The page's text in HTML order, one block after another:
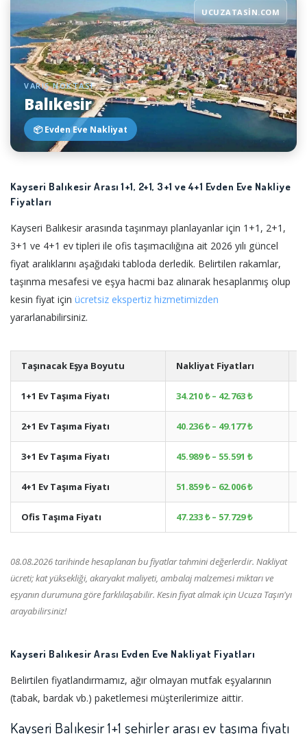
UCUZATASIN.COM
VARIŞ NOKTASI
Balıkesir
📦 Evden Eve Nakliyat
Kayseri Balıkesir Arası 1+1, 2+1, 3+1 ve 4+1 Evden Eve Nakliye
Fiyatları
Kayseri Balıkesir arasında taşınmayı planlayanlar için 1+1, 2+1,
3+1 ve 4+1 ev tipleri ile ofis taşımacılığına ait 2026 yılı güncel
fiyat aralıklarını aşağıdaki tabloda derledik. Belirtilen rakamlar,
taşınma mesafesi ve eşya hacmi baz alınarak hesaplanmış olup
kesin fiyat için ücretsiz ekspertiz hizmetimizden
yararlanabilirsiniz.
Taşınacak Eşya Boyutu Nakliyat Fiyatları
1+1 Ev Taşıma Fiyatı 34.210 ₺ – 42.763 ₺
2+1 Ev Taşıma Fiyatı 40.236 ₺ – 49.177 ₺
3+1 Ev Taşıma Fiyatı 45.989 ₺ – 55.591 ₺
4+1 Ev Taşıma Fiyatı 51.859 ₺ – 62.006 ₺
Ofis Taşıma Fiyatı 47.233 ₺ – 57.729 ₺
08.08.2026 tarihinde hesaplanan bu fiyatlar tahmini değerlerdir. Nakliyat
ücreti; kat yüksekliği, akaryakıt maliyeti, ambalaj malzemesi miktarı ve
eşyanın durumuna göre farklılaşabilir. Kesin fiyat almak için Ucuza Taşın'yı
arayabilirsiniz!
Kayseri Balıkesir Arası Evden Eve Nakliyat Fiyatları
Belirtilen fiyatlandırmamız, ağır olmayan mutfak eşyalarının
(tabak, bardak vb.) paketlemesi müşterilerimize aittir.
Kayseri Balıkesir 1+1 şehirler arası ev taşıma fiyatı